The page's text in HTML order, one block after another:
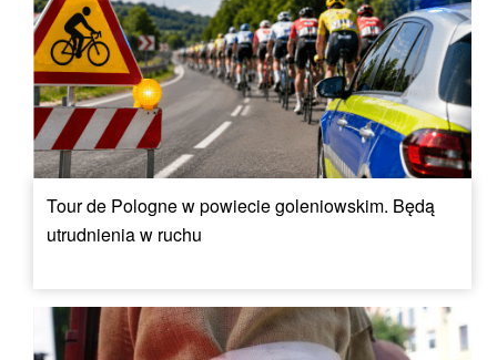
Tour de Pologne w powiecie goleniowskim. Będą
utrudnienia w ruchu